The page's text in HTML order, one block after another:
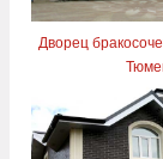
Дворец